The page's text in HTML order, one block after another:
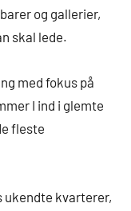
og gallerier,
skal lede.
med fokus på
I ind i glemte
fleste
ukendte kvarterer,